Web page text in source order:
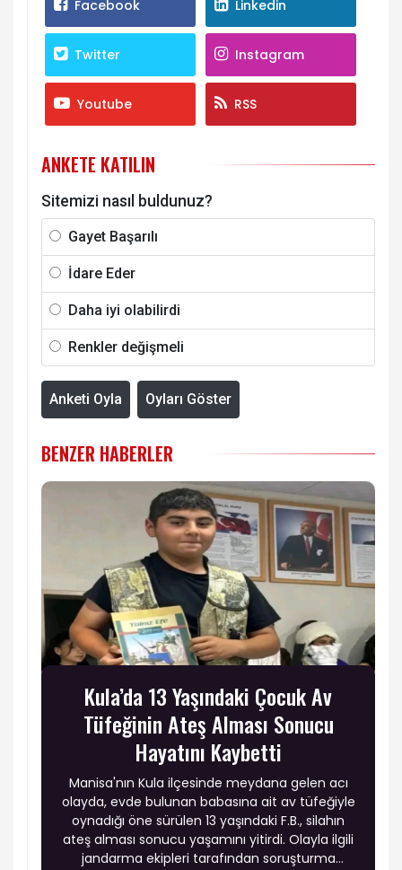
Facebook Linkedin
Twitter Instagram
Youtube RSS
ANKETE KATILIN
Sitemizi nasıl buldunuz?
Gayet Başarılı
İdare Eder
Daha iyi olabilirdi
Renkler değişmeli
Anketi Oyla Oyları Göster
BENZER HABERLER
Kula’da 13 Yaşındaki Çocuk Av
Tüfeğinin Ateş Alması Sonucu
Hayatını Kaybetti
Manisa'nın Kula ilçesinde meydana gelen acı
olayda, evde bulunan babasına ait av tüfeğiyle
oynadığı öne sürülen 13 yaşındaki F.B., silahın
ateş alması sonucu yaşamını yitirdi. Olayla ilgili
jandarma ekipleri tarafından soruşturma